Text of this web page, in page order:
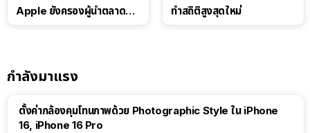
Apple ยังครองผู้นำตลาด
ทำสถิติสูงสุดใหม่
กำลังมาแรง
ตั้งค่ากล้องคุมโทนภาพด้วย Photographic Style ใน iPhone
16, iPhone 16 Pro